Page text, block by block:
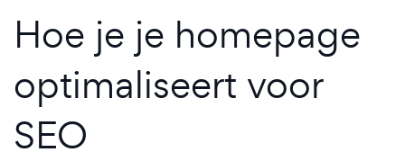
Hoe je je homepage
optimaliseert voor
SEO